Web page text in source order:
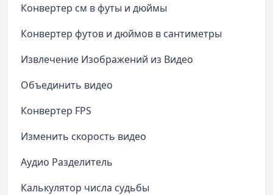
Конвертер см в футы и дюймы
Конвертер футов и дюймов в сантиметры
Извлечение Изображений из Видео
Объединить видео
Конвертер FPS
Изменить скорость видео
Аудио Разделитель
Калькулятор числа судьбы